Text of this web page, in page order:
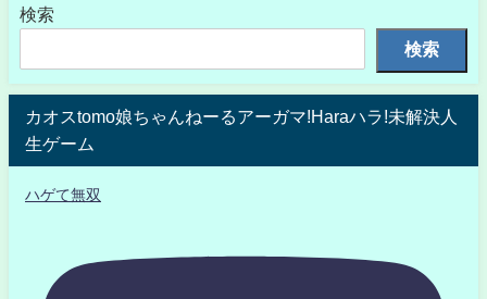
検索
検索
カオスtomo娘ちゃんねーるアーガマ!Haraハラ!未解決人
生ゲーム
ハゲて無双